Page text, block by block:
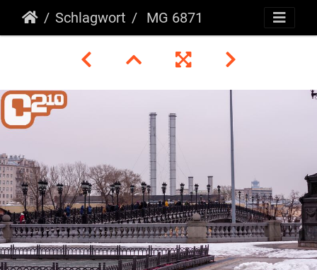
Schlagwort MG 6871